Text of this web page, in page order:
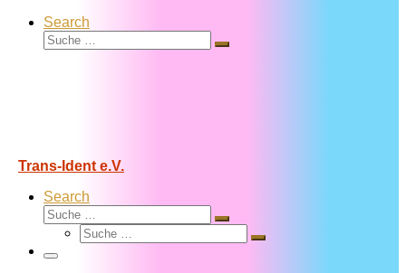
Search
Suche
Suche
Trans-Ident e.V.
Search
Suche
Suche
Suche
Suche
Menü